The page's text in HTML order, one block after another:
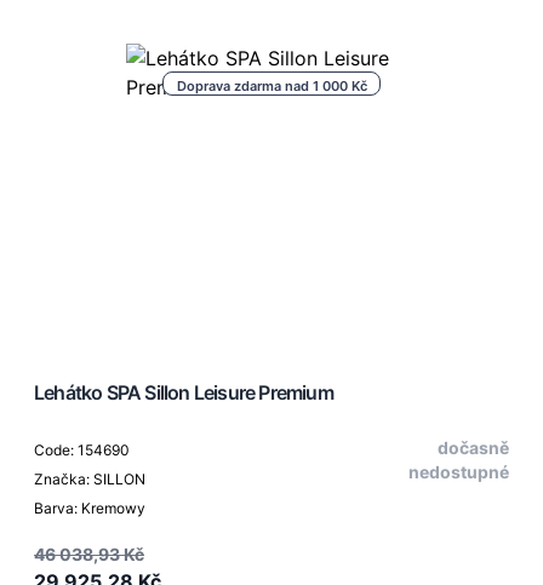
Doprava zdarma nad 1 000 Kč
Lehátko SPA Sillon Leisure Premium
Code: 154690
Značka: SILLON
Barva: Kremowy
dočasně
nedostupné
46 038,93 Kč